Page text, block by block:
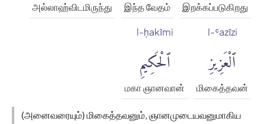
இறக்கப்படுகிறது
இந்த வேதம்
அல்லாஹ்விடமிருந்து
l-ʿazīzi
ٱلْعَزِيزِ
மிகைத்தவன்
l-ḥakīmi
ٱلْحَكِيمِ
மகா ஞானவான்
(அனைவரையும்) மிகைத்தவனும், ஞானமுடையவனுமாகிய